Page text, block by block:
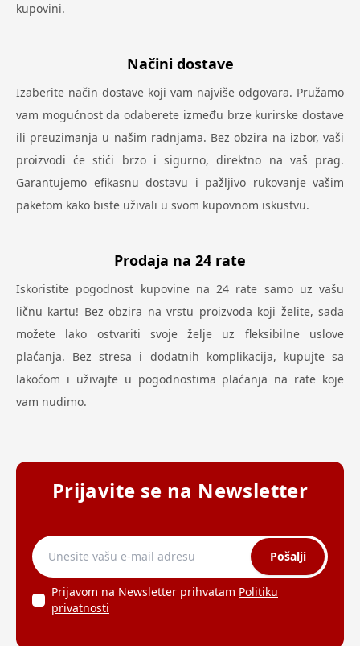
kupovini.
Načini dostave
Izaberite način dostave koji vam najviše odgovara. Pružamo
vam mogućnost da odaberete između brze kurirske dostave
ili preuzimanja u našim radnjama. Bez obzira na izbor, vaši
proizvodi će stići brzo i sigurno, direktno na vaš prag.
Garantujemo efikasnu dostavu i pažljivo rukovanje vašim
paketom kako biste uživali u svom kupovnom iskustvu.
Prodaja na 24 rate
Iskoristite pogodnost kupovine na 24 rate samo uz vašu
ličnu kartu! Bez obzira na vrstu proizvoda koji želite, sada
možete lako ostvariti svoje želje uz fleksibilne uslove
plaćanja. Bez stresa i dodatnih komplikacija, kupujte sa
lakoćom i uživajte u pogodnostima plaćanja na rate koje
vam nudimo.
Prijavite se na Newsletter
Pošalji
Prijavom na Newsletter prihvatam Politiku
privatnosti